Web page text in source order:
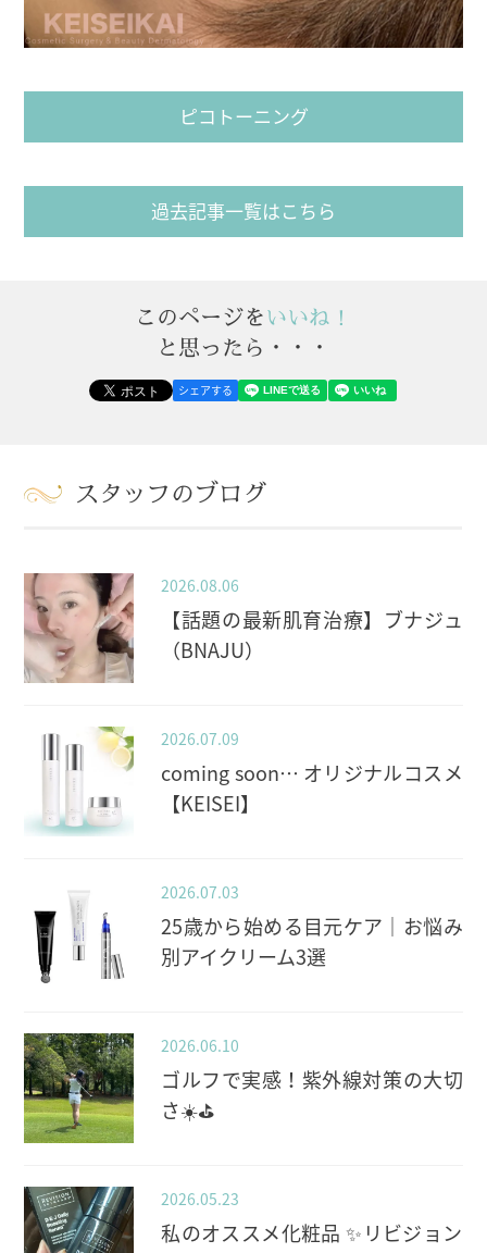
ピコトーニング
過去記事一覧はこちら
このページをいいね！
と思ったら・・・
シェアする
スタッフのブログ
2026.08.06
【話題の最新肌育治療】ブナジュ
（BNAJU）
2026.07.09
coming soon… オリジナルコスメ
【KEISEI】
2026.07.03
25歳から始める目元ケア｜お悩み
別アイクリーム3選
2026.06.10
ゴルフで実感！紫外線対策の大切
さ☀️⛳️
2026.05.23
私のオススメ化粧品 ✨️リビジョン